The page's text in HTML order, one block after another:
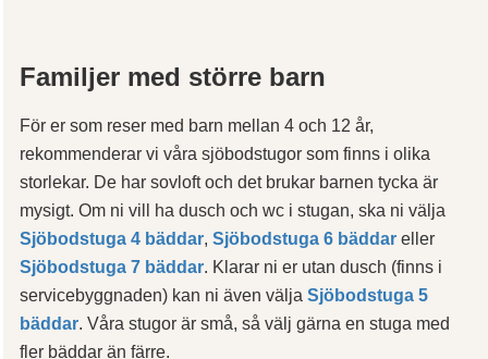
Familjer med större barn
För er som reser med barn mellan 4 och 12 år,
rekommenderar vi våra sjöbodstugor som finns i olika
storlekar. De har sovloft och det brukar barnen tycka är
mysigt. Om ni vill ha dusch och wc i stugan, ska ni välja
Sjöbodstuga 4 bäddar, Sjöbodstuga 6 bäddar eller
Sjöbodstuga 7 bäddar. Klarar ni er utan dusch (finns i
servicebyggnaden) kan ni även välja Sjöbodstuga 5
bäddar. Våra stugor är små, så välj gärna en stuga med
fler bäddar än färre.